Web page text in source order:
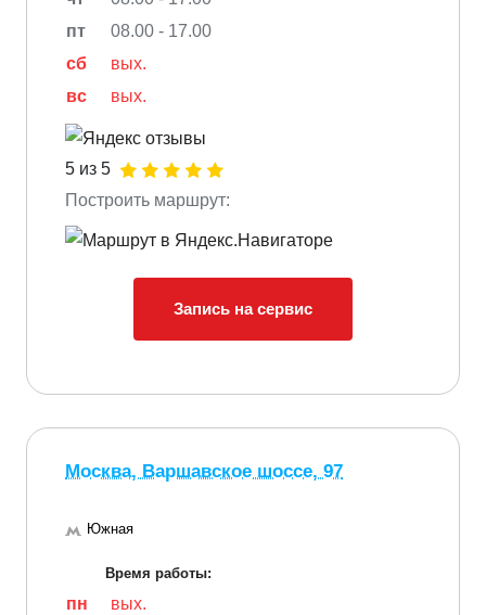
пт
08.00 - 17.00
сб
вых.
вс
вых.
5 из 5
Построить маршрут:
Запись на сервис
Москва, Варшавское шоссе, 97
Южная
Время работы:
пн
вых.